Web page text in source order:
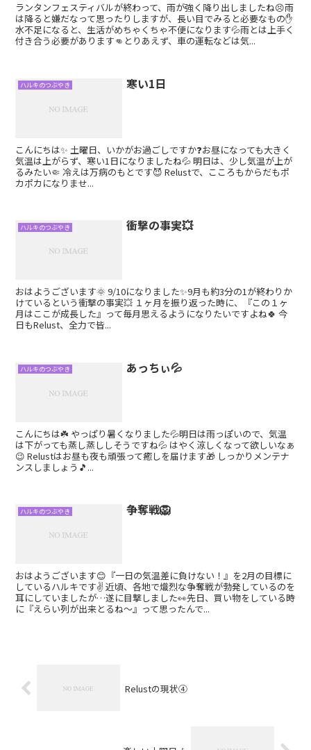
ランタンフェスティバルが終わって、雨が強く降り出しましたね😣雨
は降ると嫌だなって思ったりしますが、長い目でみると必要なもの✋
水不足になると、生活がめちゃくちゃ不便になります💦雨とは上手く
付き合う必要があります👊とりあえず、車の運転などは気...
ハルキのつぶやき 寒い1日
こんにちは✨ 土曜日、いかがお過ごしですか❓お昼になっても大きく
気温は上がらず、寒い1日になりましたね💦 明日は、少し気温が上が
るみたい🤏 冷えは万病のもとです😈 Relustで、こころもからだもポ
カポカになりませ...
ハルキのつぶやき 衝撃の事実💥
おはようございます🌞 9/10になりました✨9月も約3分の1が終わりか
けているという衝撃の事実💥 １ヶ月を振り返った時に、『この１ヶ
月はここが成長した』って毎月思えるようになりたいですよね🍀 今
日もRelust、全力で皆...
ハルキのつぶやき あっちぃ💦
こんにちは☘️ やっぱり暑くなりました💦明日は雨っぽいので、気温
は下がっても蒸し蒸ししそうですね💦 はやく涼しくなって欲しいなぁ
😉 Relustはお昼も夜も頑張って癒しを届けます🎁 しっかりメンテナ
ンスしましょう🎵...
ハルキのつぶやき 争奪戦🦁
おはようございます😊『一日の気温差に負けない！』を2月の目標に
しているハルキです✌️ 近頃、各地で熾烈な争奪戦が勃発しているのを
耳にしていましたが…遂に目撃しました👀先日、買い物をしている時
に『えらい列が出来とるね〜』って思ったんで...
Relustの現状④